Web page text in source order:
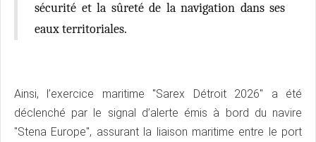
sécurité et la sûreté de la navigation dans ses
eaux territoriales.
Ainsi, l’exercice maritime "Sarex Détroit 2026" a été
déclenché par le signal d’alerte émis à bord du navire
"Stena Europe", assurant la liaison maritime entre le port